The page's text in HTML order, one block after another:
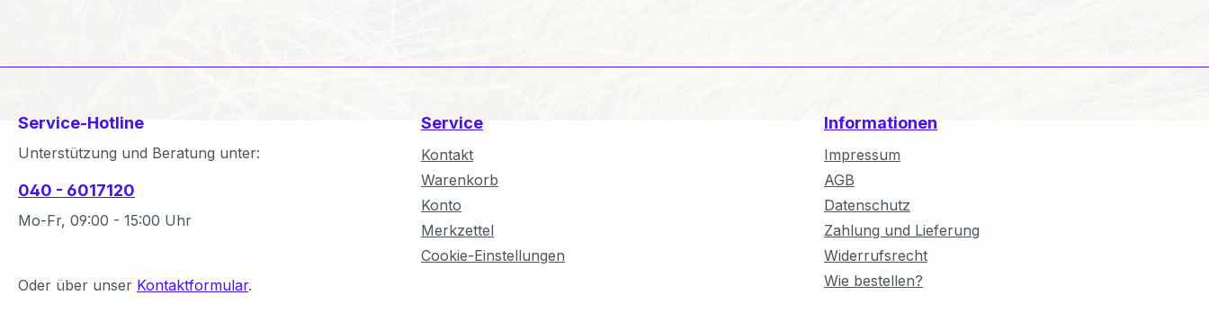
Service-Hotline
Unterstützung und Beratung unter:
040 - 6017120
Mo-Fr, 09:00 - 15:00 Uhr
Oder über unser Kontaktformular.
Service
Kontakt
Warenkorb
Konto
Merkzettel
Cookie-Einstellungen
Informationen
Impressum
AGB
Datenschutz
Zahlung und Lieferung
Widerrufsrecht
Wie bestellen?